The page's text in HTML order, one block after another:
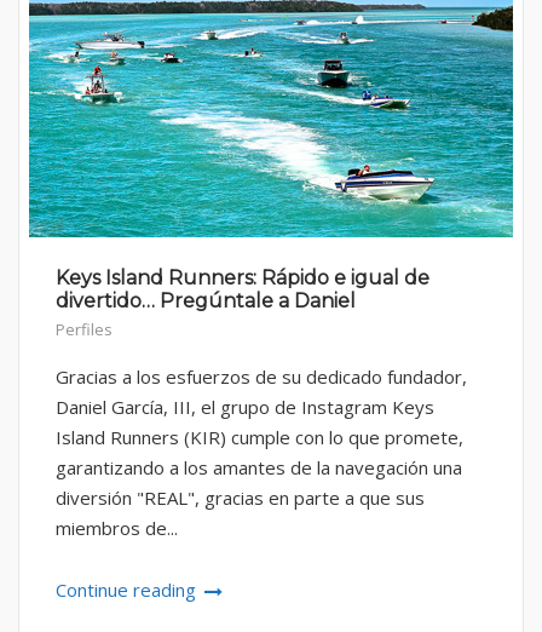
Keys Island Runners: Rápido e igual de
divertido… Pregúntale a Daniel
Perfiles
Gracias a los esfuerzos de su dedicado fundador,
Daniel García, III, el grupo de Instagram Keys
Island Runners (KIR) cumple con lo que promete,
garantizando a los amantes de la navegación una
diversión "REAL", gracias en parte a que sus
miembros de...
Continue reading